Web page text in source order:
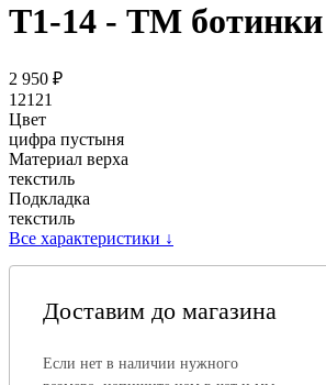
Т1-14 - ТМ
2 950 ₽
12121
Цвет
цифра пустыня
Материал верха
текстиль
Подкладка
текстиль
Все характеристики ↓
Доставим до магазина
Если нет в наличии нужного